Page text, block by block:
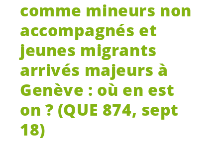
comme mineurs non
accompagnés et
jeunes migrants
arrivés majeurs à
Genève : où en est
on ? (QUE 874, sept
18)